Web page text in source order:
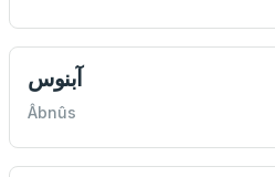
آبنوس
Âbnûs